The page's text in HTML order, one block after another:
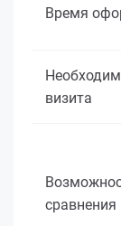
Время
визита
сравнения